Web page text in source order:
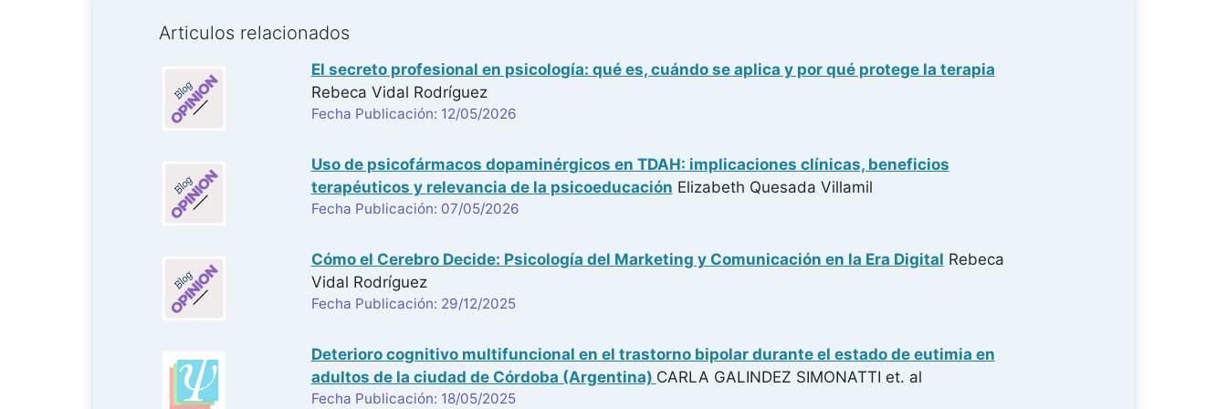
Articulos relacionados
El secreto profesional en psicología: qué es, cuándo se aplica y por qué protege la terapia
Rebeca Vidal Rodríguez
Fecha Publicación: 12/05/2026
Uso de psicofármacos dopaminérgicos en TDAH: implicaciones clínicas, beneficios
terapéuticos y relevancia de la psicoeducación Elizabeth Quesada Villamil
Fecha Publicación: 07/05/2026
Cómo el Cerebro Decide: Psicología del Marketing y Comunicación en la Era Digital Rebeca
Vidal Rodríguez
Fecha Publicación: 29/12/2025
Deterioro cognitivo multifuncional en el trastorno bipolar durante el estado de eutimia en
adultos de la ciudad de Córdoba (Argentina) CARLA GALINDEZ SIMONATTI et. al
Fecha Publicación: 18/05/2025